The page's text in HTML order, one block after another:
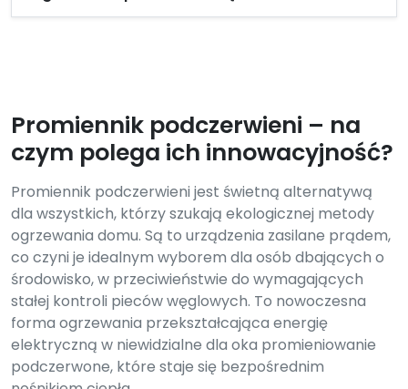
Promiennik podczerwieni – na
czym polega ich innowacyjność?
Promiennik podczerwieni jest świetną alternatywą
dla wszystkich, którzy szukają ekologicznej metody
ogrzewania domu. Są to urządzenia zasilane prądem,
co czyni je idealnym wyborem dla osób dbających o
środowisko, w przeciwieństwie do wymagających
stałej kontroli pieców węglowych. To nowoczesna
forma ogrzewania przekształcająca energię
elektryczną w niewidzialne dla oka promieniowanie
podczerwone, które staje się bezpośrednim